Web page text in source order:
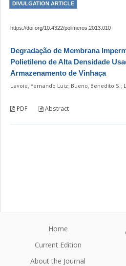
DIVULGATION ARTICLE
https://doi.org/10.4322/polimeros.2013.010
Degradação de Membrana
Polietileno de Alta Densidade
Armazenamento de Vinhaça
Lavoie, Fernando Luiz; Bueno, Benedito S.;
PDF Abstract
Home
Current Edition
About the Journal